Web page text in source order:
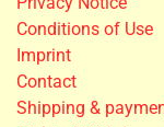
Conditions of Use
Imprint
Contact
Shipping &